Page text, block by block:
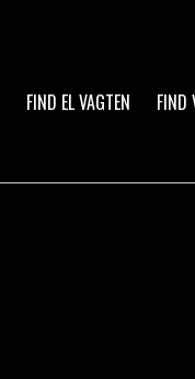
FIND EL VAGTEN FIND